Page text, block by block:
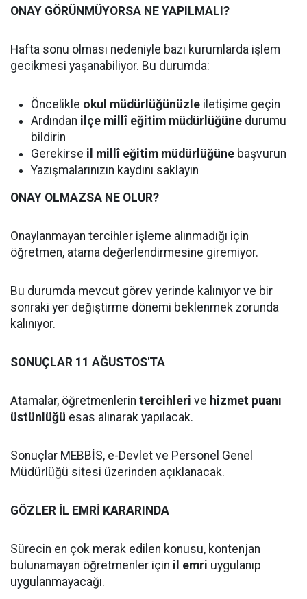
ONAY GÖRÜNMÜYORSA NE YAPILMALI?
Hafta sonu olması nedeniyle bazı kurumlarda işlem
gecikmesi yaşanabiliyor. Bu durumda:
Öncelikle okul müdürlüğünüzle iletişime geçin
Ardından ilçe millî eğitim müdürlüğüne durumu
bildirin
Gerekirse il millî eğitim müdürlüğüne başvurun
Yazışmalarınızın kaydını saklayın
ONAY OLMAZSA NE OLUR?
Onaylanmayan tercihler işleme alınmadığı için
öğretmen, atama değerlendirmesine giremiyor.
Bu durumda mevcut görev yerinde kalınıyor ve bir
sonraki yer değiştirme dönemi beklenmek zorunda
kalınıyor.
SONUÇLAR 11 AĞUSTOS'TA
Atamalar, öğretmenlerin tercihleri ve hizmet puanı
üstünlüğü esas alınarak yapılacak.
Sonuçlar MEBBİS, e-Devlet ve Personel Genel
Müdürlüğü sitesi üzerinden açıklanacak.
GÖZLER İL EMRİ KARARINDA
Sürecin en çok merak edilen konusu, kontenjan
bulunamayan öğretmenler için il emri uygulanıp
uygulanmayacağı.